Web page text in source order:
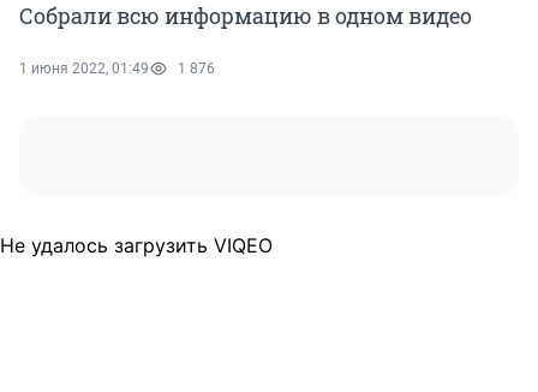
Собрали всю информацию в одном видео
1 июня 2022, 01:49 1 876
Не удалось загрузить VIQEO